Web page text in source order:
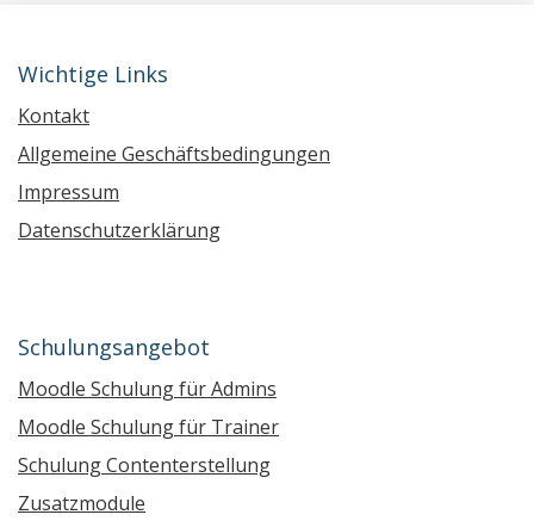
Wichtige Links
Kontakt
Allgemeine Geschäftsbedingungen
Impressum
Datenschutzerklärung
Schulungsangebot
Moodle Schulung für Admins
Moodle Schulung für Trainer
Schulung Contenterstellung
Zusatzmodule